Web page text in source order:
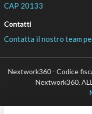
CAP 20133
Contatti
Contatta il nostro team
Nextwork360 - Codice
Nextwork360.